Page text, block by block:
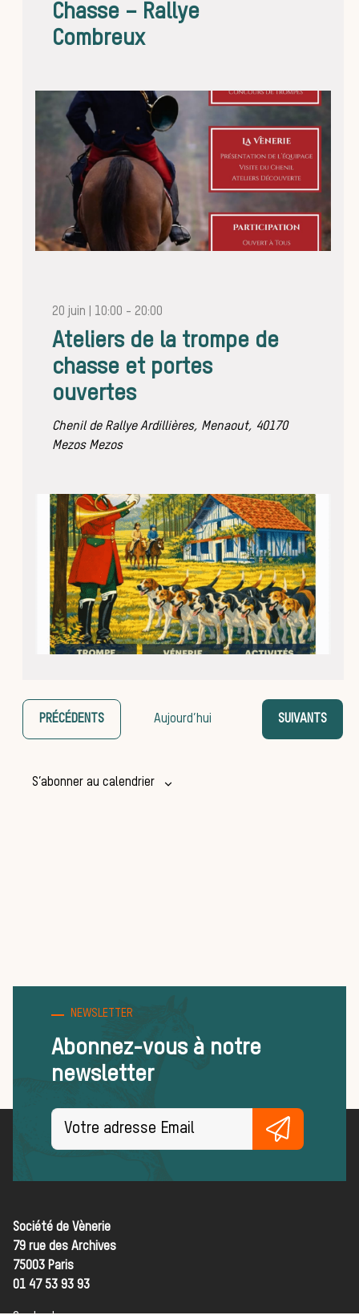
Règles
bonnes
La
médias
Chasse – Rallye
Combreux
Ateliers de la trompe de
chasse et portes
ouvertes
20 juin | 10:00 - 20:00
Chenil de Rallye Ardillières, Menaout, 40170
Mezos Mezos
ÉVÈNEMENTS
PRÉCÉDENTS Aujourd’hui ÉVÈNEMENTS
SUIVANTS
S’abonner au calendrier
NEWSLETTER
Abonnez-vous à notre
newsletter
Société de Vènerie
79 rue des Archives
75003 Paris
01 47 53 93 93